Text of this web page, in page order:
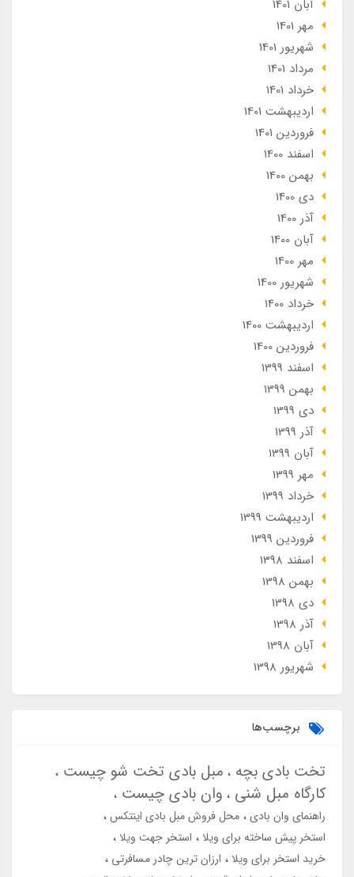
آبان 1401
مهر 1401
شهریور 1401
مرداد 1401
خرداد 1401
ارديبهشت 1401
فروردین 1401
اسفند 1400
بهمن 1400
دی 1400
آذر 1400
آبان 1400
مهر 1400
شهریور 1400
خرداد 1400
ارديبهشت 1400
فروردین 1400
اسفند 1399
بهمن 1399
دی 1399
آذر 1399
آبان 1399
مهر 1399
خرداد 1399
ارديبهشت 1399
فروردین 1399
اسفند 1398
بهمن 1398
دی 1398
آذر 1398
آبان 1398
شهریور 1398
برچسب‌ها
تخت بادی بچه مبل بادی تخت شو چیست
کارگاه مبل شنی وان بادی چیست
راهنمای وان بادی محل فروش مبل بادی اینتکس
استخر پیش ساخته برای ویلا
استخر جهت ویلا
خرید استخر برای ویلا
ارزان ترین چادر مسافرتی